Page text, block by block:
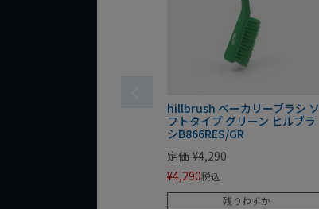
hillbrush ベーカリーブラシ ソ
フトタイプ グリーン ヒルブラ
シB866RES/GR
定価 ¥4,290
¥4,290税込
残りわずか